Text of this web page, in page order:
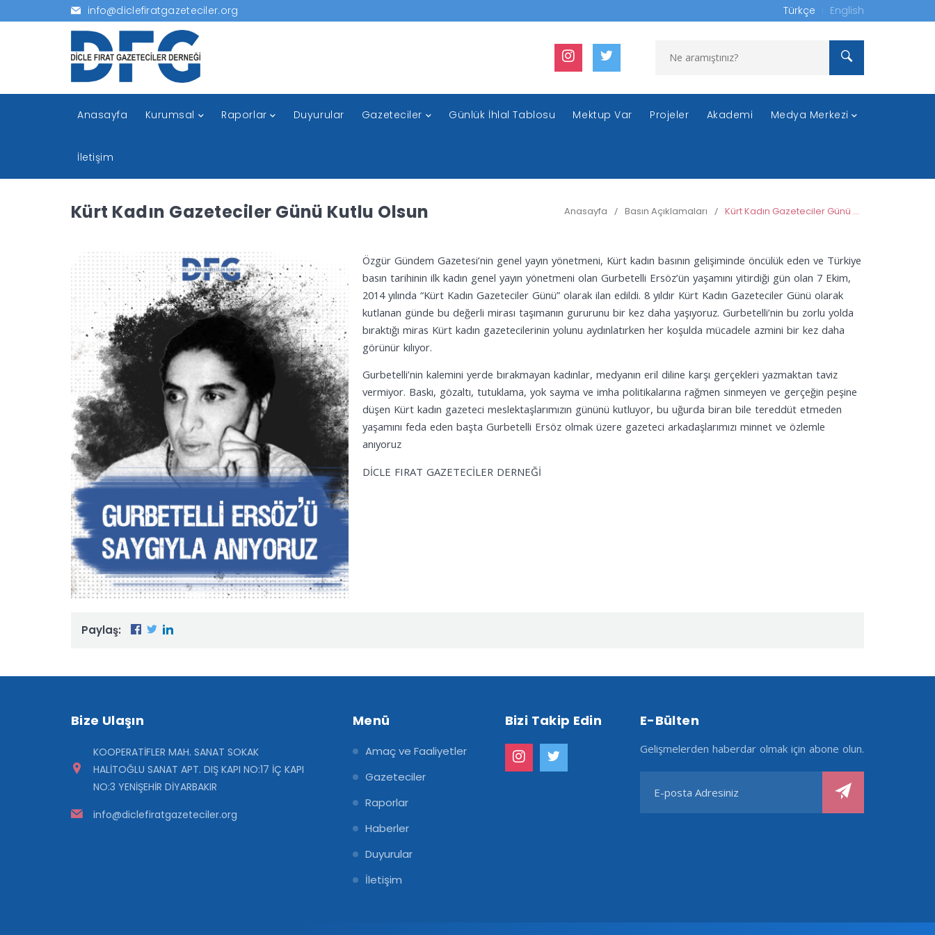
info@diclefiratgazeteciler.org Türkçe English
Anasayfa Kurumsal Raporlar Duyurular Gazeteciler Günlük İhlal Tablosu Mektup Var Projeler Akademi Medya Merkezi
İletişim
Kürt Kadın Gazeteciler Günü Kutlu Olsun Anasayfa / Basın Açıklamaları / Kürt Kadın Gazeteciler Günü Kutlu Olsun
Özgür Gündem Gazetesi’nin genel yayın yönetmeni, Kürt kadın basının gelişiminde öncülük eden ve Türkiye
basın tarihinin ilk kadın genel yayın yönetmeni olan Gurbetelli Ersöz’ün yaşamını yitirdiği gün olan 7 Ekim,
2014 yılında “Kürt Kadın Gazeteciler Günü” olarak ilan edildi. 8 yıldır Kürt Kadın Gazeteciler Günü olarak
kutlanan günde bu değerli mirası taşımanın gururunu bir kez daha yaşıyoruz. Gurbetelli’nin bu zorlu yolda
bıraktığı miras Kürt kadın gazetecilerinin yolunu aydınlatırken her koşulda mücadele azmini bir kez daha
görünür kılıyor.
Gurbetelli’nin kalemini yerde bırakmayan kadınlar, medyanın eril diline karşı gerçekleri yazmaktan taviz
vermiyor. Baskı, gözaltı, tutuklama, yok sayma ve imha politikalarına rağmen sinmeyen ve gerçeğin peşine
düşen Kürt kadın gazeteci meslektaşlarımızın gününü kutluyor, bu uğurda biran bile tereddüt etmeden
yaşamını feda eden başta Gurbetelli Ersöz olmak üzere gazeteci arkadaşlarımızı minnet ve özlemle
anıyoruz
DİCLE FIRAT GAZETECİLER DERNEĞİ
Paylaş:
Bize Ulaşın
KOOPERATİFLER MAH. SANAT SOKAK
HALİTOĞLU SANAT APT. DIŞ KAPI NO:17 İÇ KAPI
NO:3 YENİŞEHİR DİYARBAKIR
info@diclefiratgazeteciler.org
Menü
Amaç ve Faaliyetler
Gazeteciler
Raporlar
Haberler
Duyurular
İletişim
Bizi Takip Edin E-Bülten
Gelişmelerden haberdar olmak için abone olun.